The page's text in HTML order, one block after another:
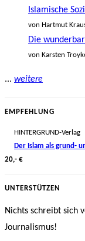
Islamische
von Hartmut
Die
von Karsten
... weitere
EMPFEHLUNG
HINTERGRUND-Verlag
Der Islam als grund-
20,- €
UNTERSTÜTZEN
Nichts schreibt sich
Journalismus!